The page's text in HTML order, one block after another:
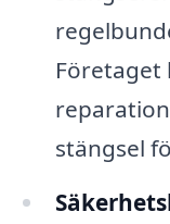
Företaget
stängsel